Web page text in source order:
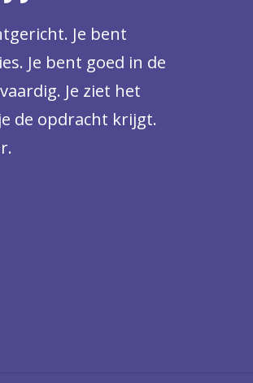
Je bent
Je bent goed in de
Je ziet het
de opdracht krijgt.